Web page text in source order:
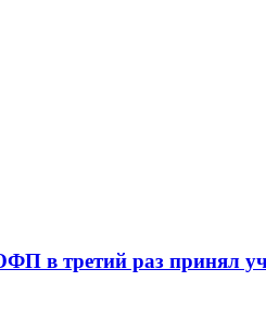
в третий раз принял